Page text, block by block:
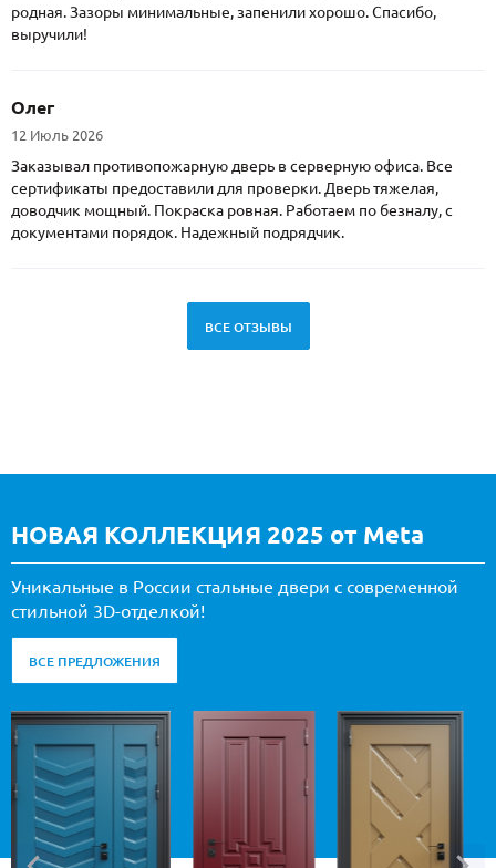
родная. Зазоры минимальные, запенили хорошо. Спасибо,
выручили!
Олег
12 Июль 2026
Заказывал противопожарную дверь в серверную офиса. Все
сертификаты предоставили для проверки. Дверь тяжелая,
доводчик мощный. Покраска ровная. Работаем по безналу, с
документами порядок. Надежный подрядчик.
ВСЕ ОТЗЫВЫ
НОВАЯ КОЛЛЕКЦИЯ 2025 от Meta
Уникальные в России стальные двери с современной
стильной 3D-отделкой!
ВСЕ ПРЕДЛОЖЕНИЯ